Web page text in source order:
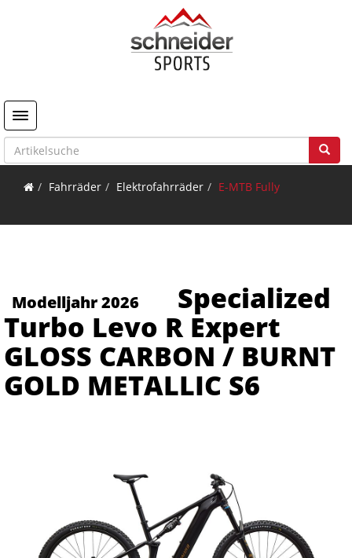
Toggle navigation
Fahrräder Elektrofahrräder E-MTB Fully
Modelljahr 2026
Specialized
Turbo Levo R Expert
GLOSS CARBON / BURNT
GOLD METALLIC S6